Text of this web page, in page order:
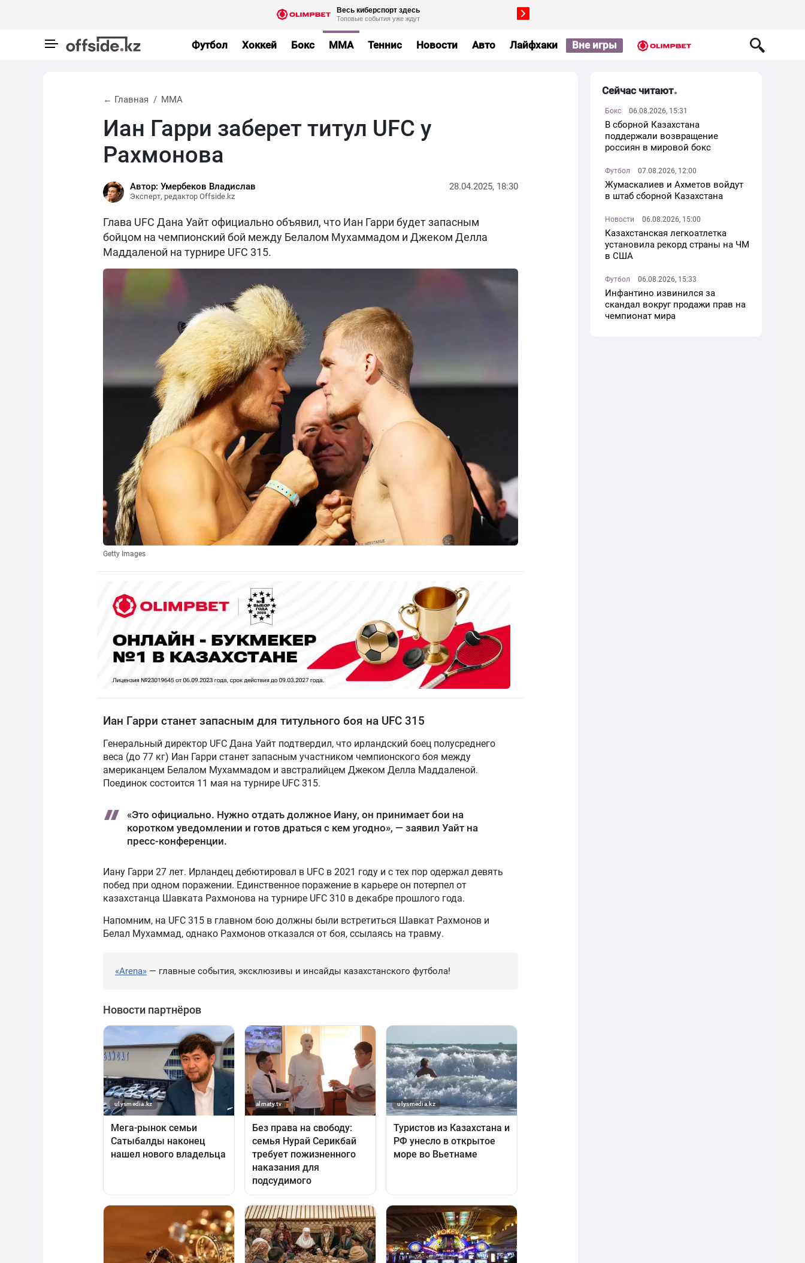
Футбол Хоккей Бокс MMA Теннис Новости Авто Лайфхаки Вне игры
← Главная MMA
Иан Гарри заберет титул UFC у
Рахмонова
Автор: Умербеков Владислав
Эксперт, редактор Offside.kz
28.04.2025, 18:30
Глава UFC Дана Уайт официально объявил, что Иан Гарри будет запасным
бойцом на чемпионский бой между Белалом Мухаммадом и Джеком Делла
Маддаленой на турнире UFC 315.
Getty Images
Иан Гарри станет запасным для титульного боя на UFC 315
Генеральный директор UFC Дана Уайт подтвердил, что ирландский боец полусреднего
веса (до 77 кг) Иан Гарри станет запасным участником чемпионского боя между
американцем Белалом Мухаммадом и австралийцем Джеком Делла Маддаленой.
Поединок состоится 11 мая на турнире UFC 315.
«Это официально. Нужно отдать должное Иану, он принимает бои на
коротком уведомлении и готов драться с кем угодно», — заявил Уайт на
пресс-конференции.
Иану Гарри 27 лет. Ирландец дебютировал в UFC в 2021 году и с тех пор одержал девять
побед при одном поражении. Единственное поражение в карьере он потерпел от
казахстанца Шавката Рахмонова на турнире UFC 310 в декабре прошлого года.
Напомним, на UFC 315 в главном бою должны были встретиться Шавкат Рахмонов и
Белал Мухаммад, однако Рахмонов отказался от боя, ссылаясь на травму.
«Arena» — главные события, эксклюзивы и инсайды казахстанского футбола!
Сейчас читают
Бокс 06.08.2026, 15:31
В сборной Казахстана
поддержали возвращение
россиян в мировой бокс
Футбол 07.08.2026, 12:00
Жумаскалиев и Ахметов войдут
в штаб сборной Казахстана
Новости 06.08.2026, 15:00
Казахстанская легкоатлетка
установила рекорд страны на ЧМ
в США
Футбол 06.08.2026, 15:33
Инфантино извинился за
скандал вокруг продажи прав на
чемпионат мира